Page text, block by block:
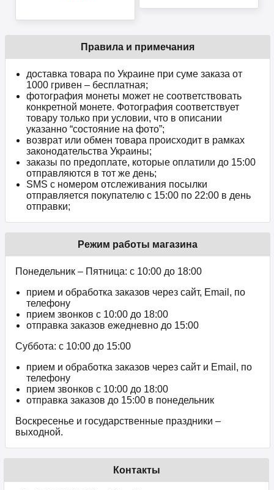
Правила и примечания
доставка товара по Украине при суме заказа от
1000 гривен – бесплатная;
фотография монеты может не соответствовать
конкретной монете. Фотография соответствует
товару только при условии, что в описании
указанно “состояние на фото”;
возврат или обмен товара происходит в рамках
законодательства Украины;
заказы по предоплате, которые оплатили до 15:00
отправляются в тот же день;
SMS с номером отслеживания посылки
отправляется покупателю с 15:00 по 22:00 в день
отправки;
Режим работы магазина
Понедельник – Пятница: с 10:00 до 18:00
прием и обработка заказов через сайт, Email, по
телефону
прием звонков c 10:00 до 18:00
отправка заказов ежедневно до 15:00
Суббота: с 10:00 до 15:00
прием и обработка заказов через сайт и Email, по
телефону
прием звонков c 10:00 до 18:00
отправка заказов до 15:00 в понедельник
Воскресенье и государственные праздники –
выходной.
Контакты